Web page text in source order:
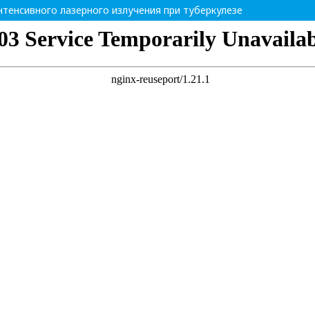
лазерного излучения при туберкулезе